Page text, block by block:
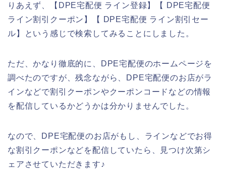
りあえず、【DPE宅配便 ライン登録】【 DPE宅配便
ライン割引クーポン】【 DPE宅配便 ライン割引セー
ル】という感じで検索してみることにしました。
ただ、かなり徹底的に、DPE宅配便のホームページを
調べたのですが、残念ながら、DPE宅配便のお店がラ
インなどで割引クーポンやクーポンコードなどの情報
を配信しているかどうかは分かりませんでした。
なので、DPE宅配便のお店がもし、ラインなどでお得
な割引クーポンなどを配信していたら、見つけ次第シ
ェアさせていただきます♪